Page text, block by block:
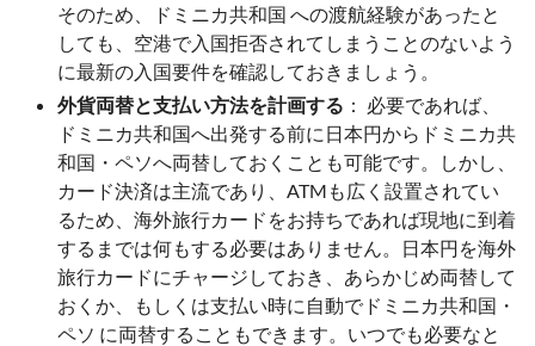
そのため、ドミニカ共和国 への渡航経験があったと
しても、空港で入国拒否されてしまうことのないよう
に最新の入国要件を確認しておきましょう。
外貨両替と支払い方法を計画する ： 必要であれば、
ドミニカ共和国へ出発する前に日本円からドミニカ共
和国・ペソへ両替しておくことも可能です。しかし、
カード決済は主流であり、ATMも広く設置されてい
るため、海外旅行カードをお持ちであれば現地に到着
するまでは何もする必要はありません。日本円を海外
旅行カードにチャージしておき、あらかじめ両替して
おくか、もしくは支払い時に自動でドミニカ共和国・
ペソ に両替することもできます。いつでも必要なと